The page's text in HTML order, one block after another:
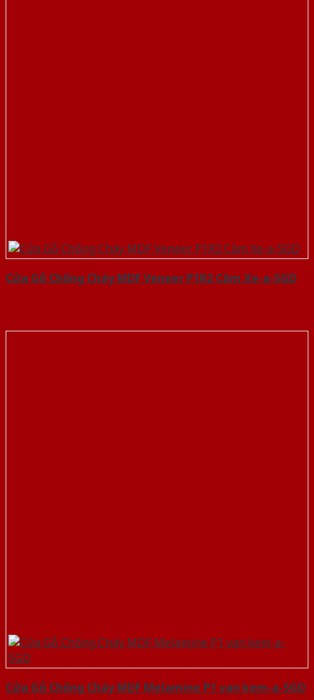
Cửa Gỗ Chống Cháy MDF Veneer P1R2 Căm Xe-a-SGD
Cửa Gỗ Chống Cháy MDF Melamine P1 van kem-a-SGD